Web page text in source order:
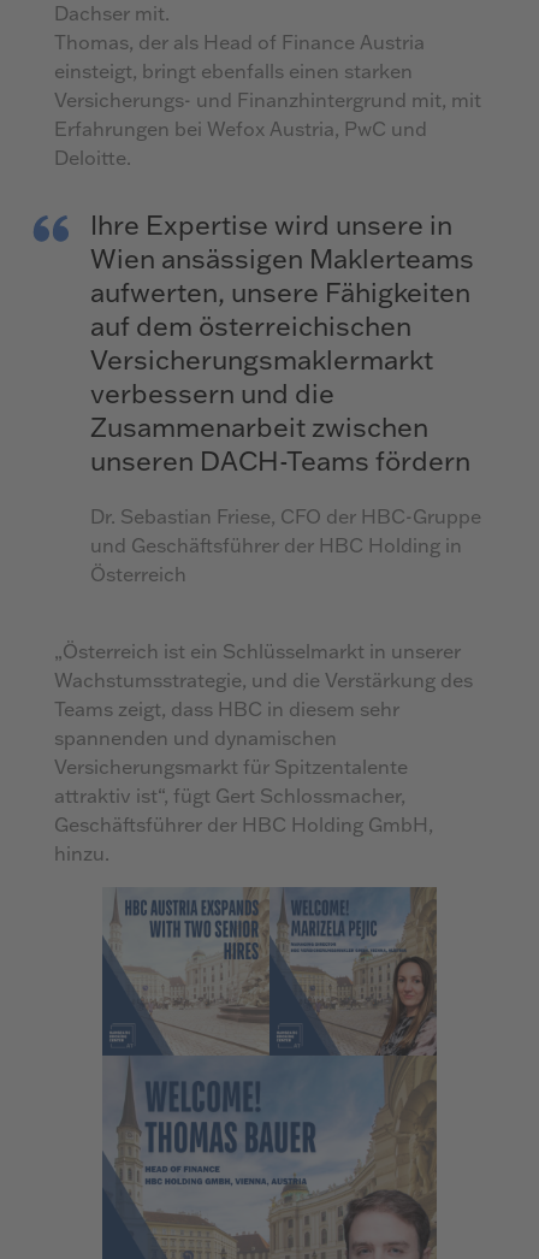
Dachser mit.
Thomas, der als Head of Finance Austria
einsteigt, bringt ebenfalls einen starken
Versicherungs- und Finanzhintergrund mit, mit
Erfahrungen bei Wefox Austria, PwC und
Deloitte.
Ihre Expertise wird unsere in
Wien ansässigen Maklerteams
aufwerten, unsere Fähigkeiten
auf dem österreichischen
Versicherungsmaklermarkt
verbessern und die
Zusammenarbeit zwischen
unseren DACH-Teams fördern
Dr. Sebastian Friese, CFO der HBC-Gruppe
und Geschäftsführer der HBC Holding in
Österreich
„Österreich ist ein Schlüsselmarkt in unserer
Wachstumsstrategie, und die Verstärkung des
Teams zeigt, dass HBC in diesem sehr
spannenden und dynamischen
Versicherungsmarkt für Spitzentalente
attraktiv ist“, fügt Gert Schlossmacher,
Geschäftsführer der HBC Holding GmbH,
hinzu.